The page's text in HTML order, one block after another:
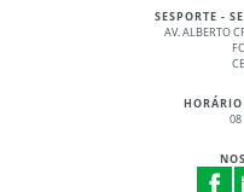
SESPORTE -
AV. ALBERTO
08